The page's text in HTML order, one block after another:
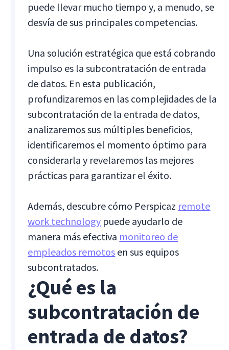
puede llevar mucho tiempo y, a menudo, se
desvía de sus principales competencias.
Una solución estratégica que está cobrando
impulso es la subcontratación de entrada
de datos. En esta publicación,
profundizaremos en las complejidades de la
subcontratación de la entrada de datos,
analizaremos sus múltiples beneficios,
identificaremos el momento óptimo para
considerarla y revelaremos las mejores
prácticas para garantizar el éxito.
Además, descubre cómo Perspicaz remote
work technology puede ayudarlo de
manera más efectiva monitoreo de
empleados remotos en sus equipos
subcontratados.
¿Qué es la
subcontratación de
entrada de datos?